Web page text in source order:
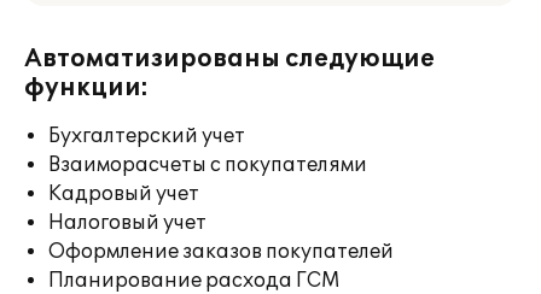
Автоматизированы следующие
функции:
Бухгалтерский учет
Взаиморасчеты с покупателями
Кадровый учет
Налоговый учет
Оформление заказов покупателей
Планирование расхода ГСМ